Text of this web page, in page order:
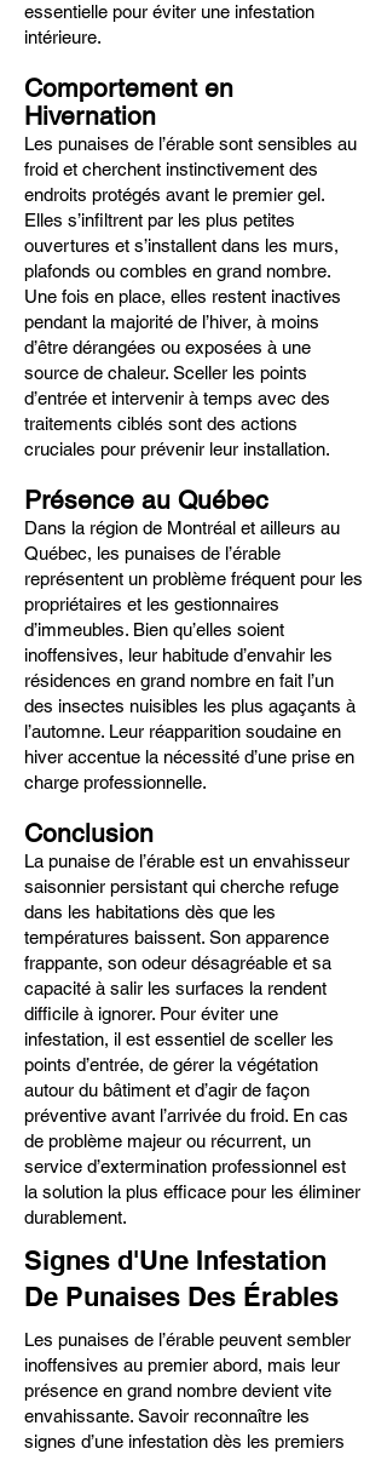
essentielle pour éviter une infestation
intérieure.
Comportement en
Hivernation
Les punaises de l’érable sont sensibles au
froid et cherchent instinctivement des
endroits protégés avant le premier gel.
Elles s’infiltrent par les plus petites
ouvertures et s’installent dans les murs,
plafonds ou combles en grand nombre.
Une fois en place, elles restent inactives
pendant la majorité de l’hiver, à moins
d’être dérangées ou exposées à une
source de chaleur. Sceller les points
d’entrée et intervenir à temps avec des
traitements ciblés sont des actions
cruciales pour prévenir leur installation.
Présence au Québec
Dans la région de Montréal et ailleurs au
Québec, les punaises de l’érable
représentent un problème fréquent pour les
propriétaires et les gestionnaires
d’immeubles. Bien qu’elles soient
inoffensives, leur habitude d’envahir les
résidences en grand nombre en fait l’un
des insectes nuisibles les plus agaçants à
l’automne. Leur réapparition soudaine en
hiver accentue la nécessité d’une prise en
charge professionnelle.
Conclusion
La punaise de l’érable est un envahisseur
saisonnier persistant qui cherche refuge
dans les habitations dès que les
températures baissent. Son apparence
frappante, son odeur désagréable et sa
capacité à salir les surfaces la rendent
difficile à ignorer. Pour éviter une
infestation, il est essentiel de sceller les
points d’entrée, de gérer la végétation
autour du bâtiment et d’agir de façon
préventive avant l’arrivée du froid. En cas
de problème majeur ou récurrent, un
service d’extermination professionnel est
la solution la plus efficace pour les éliminer
durablement.
Signes d'Une Infestation
De Punaises Des Érables
Les punaises de l’érable peuvent sembler
inoffensives au premier abord, mais leur
présence en grand nombre devient vite
envahissante. Savoir reconnaître les
signes d’une infestation dès les premiers